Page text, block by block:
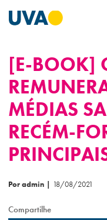
A UVA
CURSOS
FORMAS DE
[E-BOOK]
MÉDIAS
RECÉM-
Por admin | 18/08/2021
Compartilhe